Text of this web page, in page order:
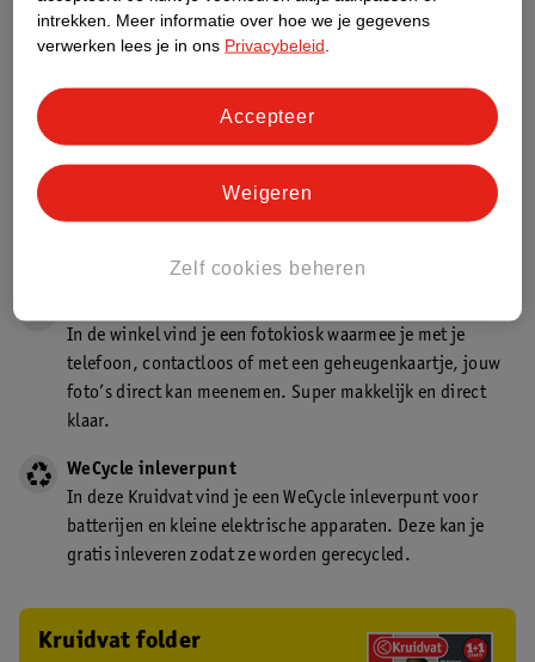
Kruidvat.nl ophaalpunt
winkel. Zo hoef je niet thuis te blijven voor de Kruidvat
Kruidvat is een gecertificeerd drogist. Dit betekent dat je
winkel én online!
In de winkel vind je een fotokiosk waarmee je met je
telefoon, contactloos of met een geheugenkaartje, jouw
foto’s direct kan meenemen. Super makkelijk en direct
klaar.
WeCycle inleverpunt
In deze Kruidvat vind je een WeCycle inleverpunt voor
batterijen en kleine elektrische apparaten. Deze kan je
gratis inleveren zodat ze worden gerecycled.
Kruidvat folder
intrekken.
Meer informatie over hoe we je gegevens
verwerken lees je in ons Privacybeleid
Zelf cookies beheren
Weigeren
Accepteer